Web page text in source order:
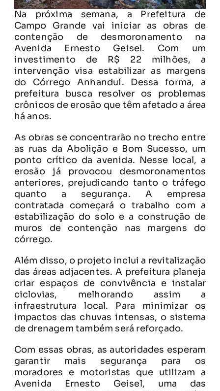
Na próxima semana, a Prefeitura de
Campo Grande vai iniciar as obras de
contenção de desmoronamento na
Avenida Ernesto Geisel. Com um
investimento de R$ 22 milhões, a
intervenção visa estabilizar as margens
do Córrego Anhanduí. Dessa forma, a
prefeitura busca resolver os problemas
crônicos de erosão que têm afetado a área
há anos.
As obras se concentrarão no trecho entre
as ruas da Abolição e Bom Sucesso, um
ponto crítico da avenida. Nesse local, a
erosão já provocou desmoronamentos
anteriores, prejudicando tanto o tráfego
quanto a segurança. A empresa
contratada começará o trabalho com a
estabilização do solo e a construção de
muros de contenção nas margens do
córrego.
Além disso, o projeto inclui a revitalização
das áreas adjacentes. A prefeitura planeja
criar espaços de convivência e instalar
ciclovias, melhorando assim a
infraestrutura local. Para minimizar os
impactos das chuvas intensas, o sistema
de drenagem também será reforçado.
Com essas obras, as autoridades esperam
garantir mais segurança para os
moradores e motoristas que utilizam a
Avenida Ernesto Geisel, uma das